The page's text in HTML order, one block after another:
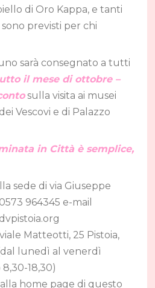
di Oro Kappa, e tanti
previsti per chi
sarà consegnato a tutti
il mese di ottobre –
sulla visita ai musei
Vescovi e di Palazzo
in Città è semplice,
sede di via Giuseppe
964345 e-mail
Matteotti, 25 Pistoia,
lunedì al venerdì
18,30)
home page di questo